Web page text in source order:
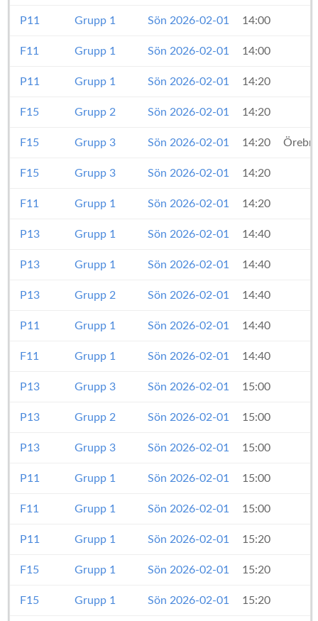
P11 Grupp 1 Sön 2026-02-01 14:00
F11 Grupp 1 Sön 2026-02-01 14:00
P11 Grupp 1 Sön 2026-02-01 14:20
F15 Grupp 2 Sön 2026-02-01 14:20
F15 Grupp 3 Sön 2026-02-01 14:20
F15 Grupp 3 Sön 2026-02-01 14:20
F11 Grupp 1 Sön 2026-02-01 14:20
P13 Grupp 1 Sön 2026-02-01 14:40
P13 Grupp 1 Sön 2026-02-01 14:40
P13 Grupp 2 Sön 2026-02-01 14:40
P11 Grupp 1 Sön 2026-02-01 14:40
F11 Grupp 1 Sön 2026-02-01 14:40
P13 Grupp 3 Sön 2026-02-01 15:00
P13 Grupp 2 Sön 2026-02-01 15:00
P13 Grupp 3 Sön 2026-02-01 15:00
P11 Grupp 1 Sön 2026-02-01 15:00
F11 Grupp 1 Sön 2026-02-01 15:00
P11 Grupp 1 Sön 2026-02-01 15:20
F15 Grupp 1 Sön 2026-02-01 15:20
F15 Grupp 1 Sön 2026-02-01 15:20